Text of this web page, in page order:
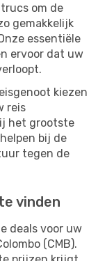
om de
gemakkelijk
essentiële
ervoor dat uw
kiezen
reis
het grootste
bij de
tegen de
vinden
deals voor uw
(CMB).